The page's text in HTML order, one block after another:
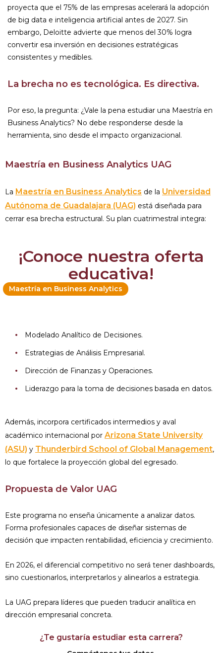
proyecta que el 75% de las empresas acelerará la adopción
de big data e inteligencia artificial antes de 2027. Sin
embargo, Deloitte advierte que menos del 30% logra
convertir esa inversión en decisiones estratégicas
consistentes y medibles.
La brecha no es tecnológica. Es directiva.
Por eso, la pregunta: ¿Vale la pena estudiar una Maestría en
Business Analytics? No debe responderse desde la
herramienta, sino desde el impacto organizacional.
Maestría en Business Analytics UAG
La Maestría en Business Analytics de la Universidad
Autónoma de Guadalajara (UAG) está diseñada para
cerrar esa brecha estructural. Su plan cuatrimestral integra:
¡Conoce nuestra oferta
educativa!
Maestría en Business Analytics
Modelado Analítico de Decisiones.
Estrategias de Análisis Empresarial.
Dirección de Finanzas y Operaciones.
Liderazgo para la toma de decisiones basada en datos.
Además, incorpora certificados intermedios y aval
académico internacional por Arizona State University
(ASU) y Thunderbird School of Global Management,
lo que fortalece la proyección global del egresado.
Propuesta de Valor UAG
Este programa no enseña únicamente a analizar datos.
Forma profesionales capaces de diseñar sistemas de
decisión que impacten rentabilidad, eficiencia y crecimiento.
En 2026, el diferencial competitivo no será tener dashboards,
sino cuestionarlos, interpretarlos y alinearlos a estrategia.
La UAG prepara líderes que pueden traducir analítica en
dirección empresarial concreta.
¿Te gustaría estudiar esta carrera?